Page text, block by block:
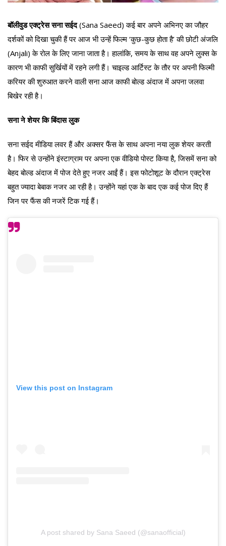
बॉलीवुड एक्ट्रेस सना सईद(Sana Saeed) कई बार अपने अभिनए का जौहर
दर्शकों को दिखा चुकी हैं पर आज भी उन्हें फिल्म ‘कुछ-कुछ होता है’ की छोटी अंजलि
(Anjali) के रोल के लिए जाना जाता है। हालांकि, समय के साथ वह अपने लुक्स के
कारण भी काफी सुर्खियों में रहने लगी हैं। चाइल्ड आर्टिस्ट के तौर पर अपनी फिल्मी
करियर की शुरुआत करने वाली सना आज काफी बोल्ड अंदाज में अपना जलवा
बिखेर रही है।
सना ने शेयर कि बिंदास लुक
सना सईद मीडिया लवर हैं और अक्सर फैंस के साथ अपना नया लुक शेयर करती
है। फिर से उन्होंने इंस्टाग्राम पर अपना एक वीडियो पोस्ट किया है, जिसमें सना को
बेहद बोल्ड अंदाज में पोज देते हुए नजर आईं हैं। इस फोटोशूट के दौरान एक्ट्रेस
बहुत ज्यादा बेबाक नजर आ रही है। उन्होंने यहां एक के बाद एक कई पोज दिए हैं
जिन पर फैंस की नजरें टिक गई हैं।
View this post on Instagram
A post shared by Sana Saeed (@sanaofficial)